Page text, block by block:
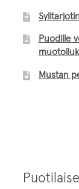
Puodille
Mustan